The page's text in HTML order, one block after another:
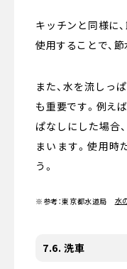
キッチンと同様に
使用することで、
また、水を流しっ
も重要です。例え
ぱなしにした場合
まいます。使用時
う。
※参考：東京都水道局 水
7.6. 洗車